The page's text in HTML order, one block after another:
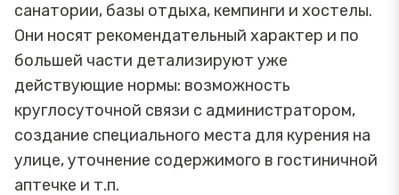
санатории, базы отдыха, кемпинги и хостелы.
Они носят рекомендательный характер и по
большей части детализируют уже
действующие нормы: возможность
круглосуточной связи с администратором,
создание специального места для курения на
улице, уточнение содержимого в гостиничной
аптечке и т.п.